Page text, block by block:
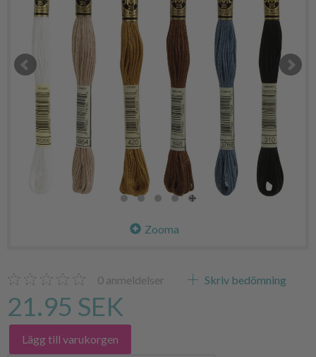
Zooma
0 anmeldelser Skriv bedömning
21.95 SEK
Lägg till varukorgen